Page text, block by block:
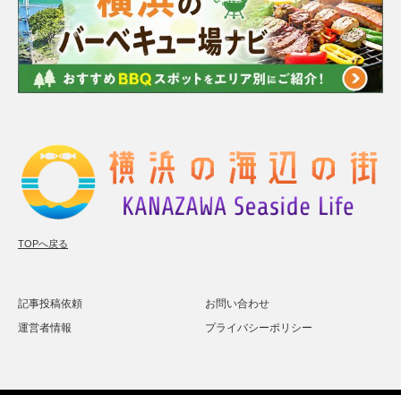
TOPへ戻る
記事投稿依頼
お問い合わせ
運営者情報
プライバシーポリシー